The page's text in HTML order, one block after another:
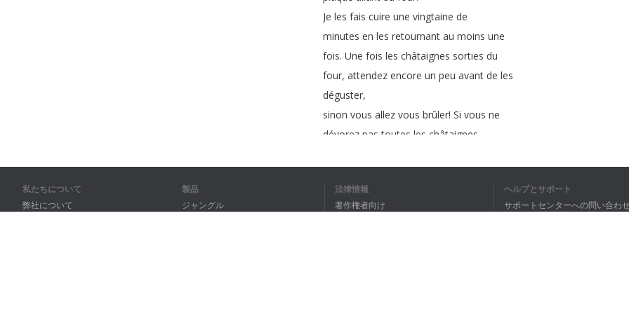
Je les fais cuire une vingtaine de
minutes en les retournant au moins une
fois. Une fois les châtaignes sorties du
four, attendez encore un peu avant de les
déguster,
sinon vous allez vous brûler! Si vous ne
dévorez pas toutes les châtaignes
châtaignes
recettes d'automne dans cette liste de
私たちについて
弊社について
製品
ジャングル
法律情報
著作権者向け
ヘルプとサポート
サポートセンターへの問い合わ